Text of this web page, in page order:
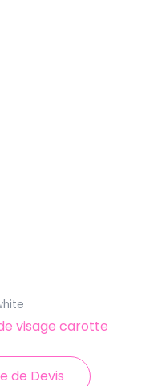
visage carotte
de Devis